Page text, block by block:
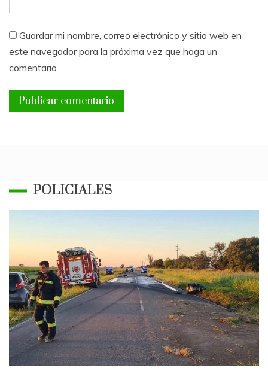
Guardar mi nombre, correo electrónico y sitio web en
este navegador para la próxima vez que haga un
comentario.
POLICIALES